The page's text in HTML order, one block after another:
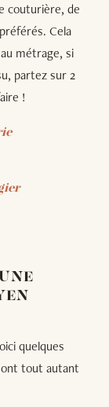
couturière, de
Cela
métrage, si
partez sur 2
!
quelques
tout autant